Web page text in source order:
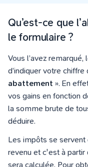
Qu’est-ce que
le formulaire ?
Vous l’avez
d’indiquer votre chiffre
abattement ». En
vos gains en fonction
la somme brute de
déduire.
Les impôts se
revenu et c'est à
sera calculée. Pour